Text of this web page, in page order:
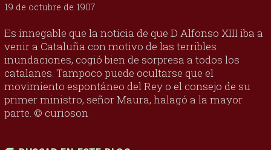
19 de octubre de 1907
Es innegable que la noticia de que D Alfonso XIII iba a
venir a Cataluña con motivo de las terribles
inundaciones, cogió bien de sorpresa a todos los
catalanes. Tampoco puede ocultarse que el
movimiento espontáneo del Rey o el consejo de su
primer ministro, señor Maura, halagó a la mayor
parte. © curioson